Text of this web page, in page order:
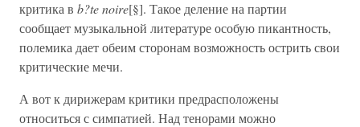
критика в b?te noire[§]. Такое деление на партии
сообщает музыкальной литературе особую пикантность,
полемика дает обеим сторонам возможность острить свои
критические мечи.
А вот к дирижерам критики предрасположены
относиться с симпатией. Над тенорами можно